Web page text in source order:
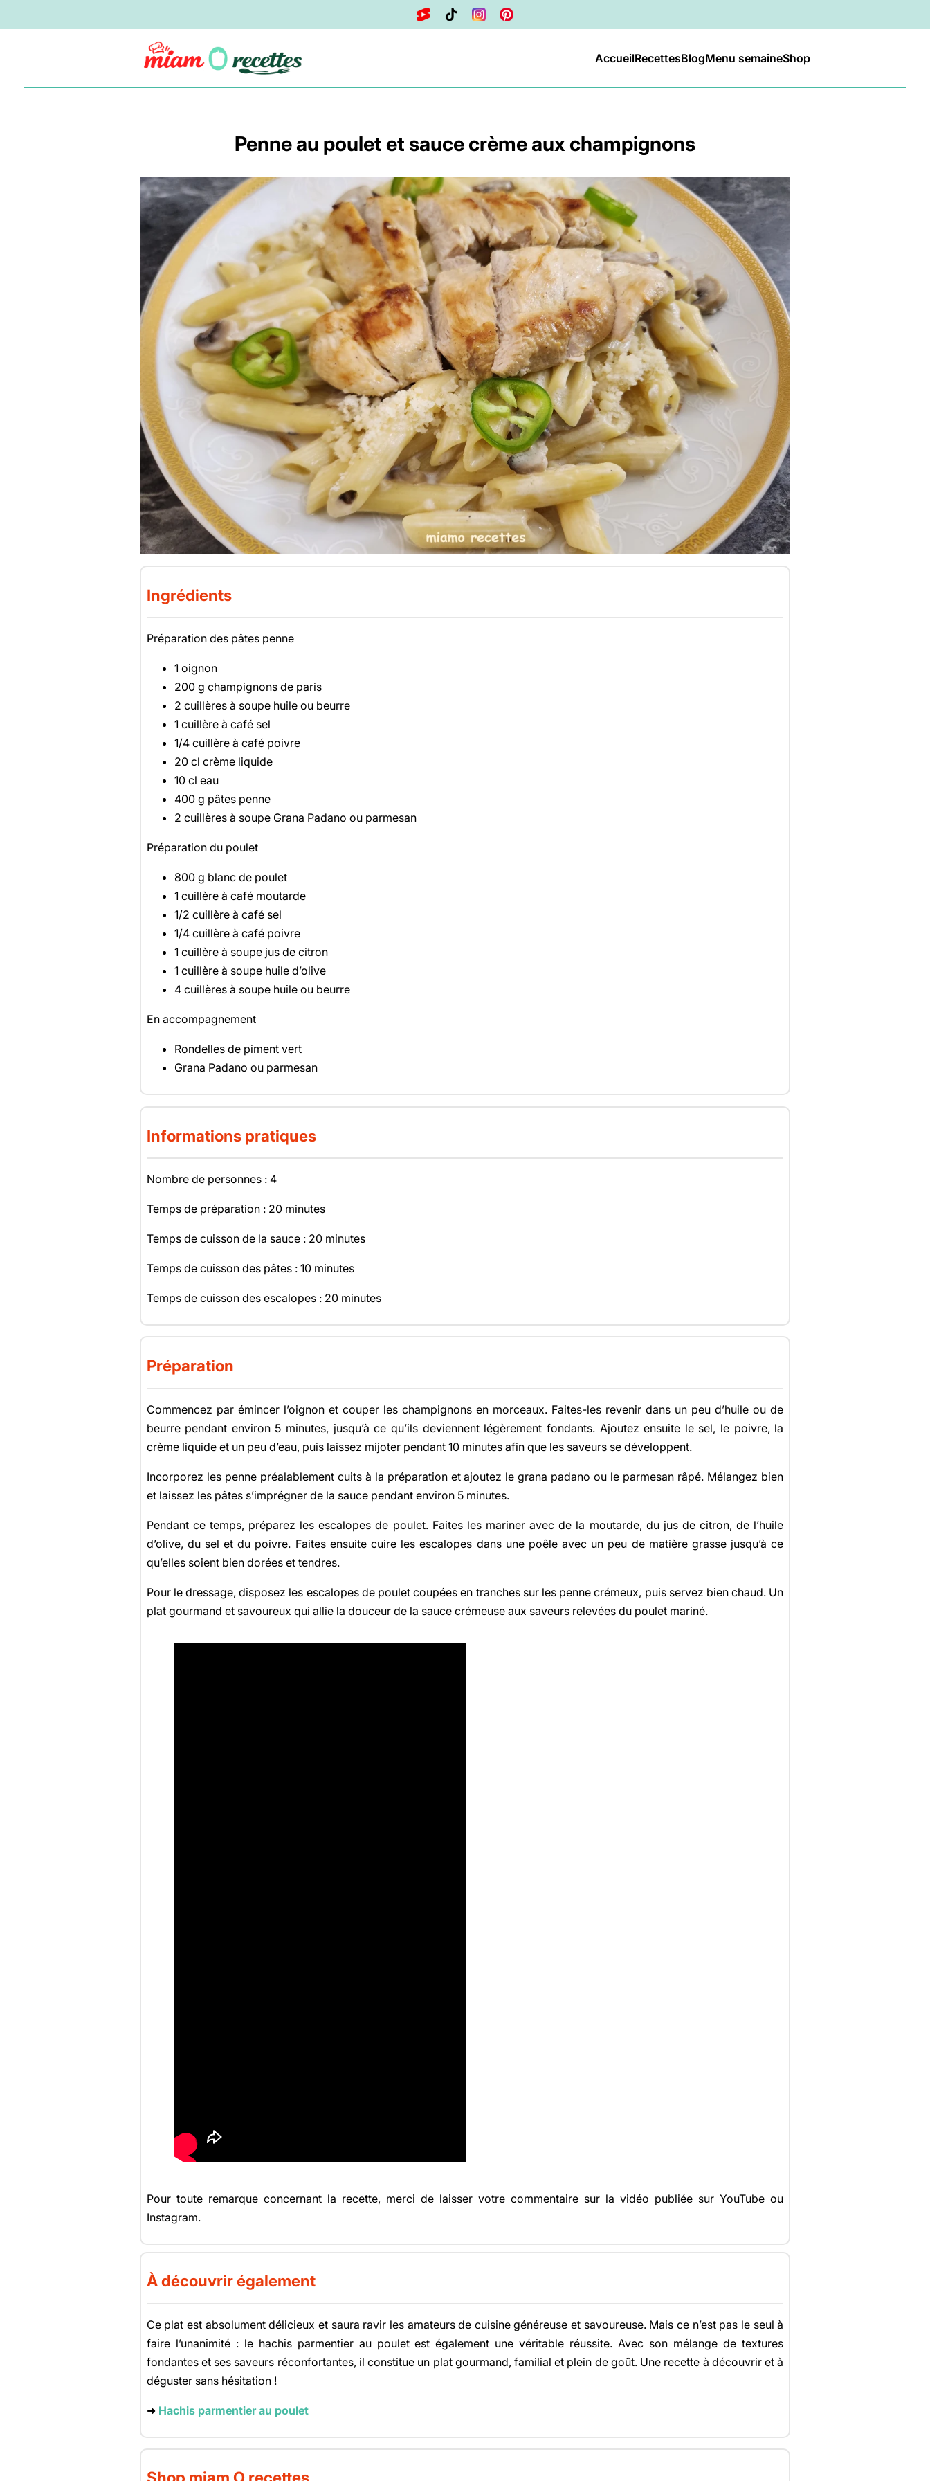
AccueilRecettesBlogMenu semaineShop
Penne au poulet et sauce crème aux champignons
Ingrédients
Préparation des pâtes penne
1 oignon
200 g champignons de paris
2 cuillères à soupe huile ou beurre
1 cuillère à café sel
1/4 cuillère à café poivre
20 cl crème liquide
10 cl eau
400 g pâtes penne
2 cuillères à soupe Grana Padano ou parmesan
Préparation du poulet
800 g blanc de poulet
1 cuillère à café moutarde
1/2 cuillère à café sel
1/4 cuillère à café poivre
1 cuillère à soupe jus de citron
1 cuillère à soupe huile d’olive
4 cuillères à soupe huile ou beurre
En accompagnement
Rondelles de piment vert
Grana Padano ou parmesan
Informations pratiques
Nombre de personnes : 4
Temps de préparation : 20 minutes
Temps de cuisson de la sauce : 20 minutes
Temps de cuisson des pâtes : 10 minutes
Temps de cuisson des escalopes : 20 minutes
Préparation
Commencez par émincer l’oignon et couper les champignons en morceaux. Faites-les revenir dans un peu d’huile ou de
beurre pendant environ 5 minutes, jusqu’à ce qu’ils deviennent légèrement fondants. Ajoutez ensuite le sel, le poivre, la
crème liquide et un peu d’eau, puis laissez mijoter pendant 10 minutes afin que les saveurs se développent.
Incorporez les penne préalablement cuits à la préparation et ajoutez le grana padano ou le parmesan râpé. Mélangez bien
et laissez les pâtes s’imprégner de la sauce pendant environ 5 minutes.
Pendant ce temps, préparez les escalopes de poulet. Faites les mariner avec de la moutarde, du jus de citron, de l’huile
d’olive, du sel et du poivre. Faites ensuite cuire les escalopes dans une poêle avec un peu de matière grasse jusqu’à ce
qu’elles soient bien dorées et tendres.
Pour le dressage, disposez les escalopes de poulet coupées en tranches sur les penne crémeux, puis servez bien chaud. Un
plat gourmand et savoureux qui allie la douceur de la sauce crémeuse aux saveurs relevées du poulet mariné.
Pour toute remarque concernant la recette, merci de laisser votre commentaire sur la vidéo publiée sur YouTube ou
Instagram.
À découvrir également
Ce plat est absolument délicieux et saura ravir les amateurs de cuisine généreuse et savoureuse. Mais ce n’est pas le seul à
faire l’unanimité : le hachis parmentier au poulet est également une véritable réussite. Avec son mélange de textures
fondantes et ses saveurs réconfortantes, il constitue un plat gourmand, familial et plein de goût. Une recette à découvrir et à
déguster sans hésitation !
➜ Hachis parmentier au poulet